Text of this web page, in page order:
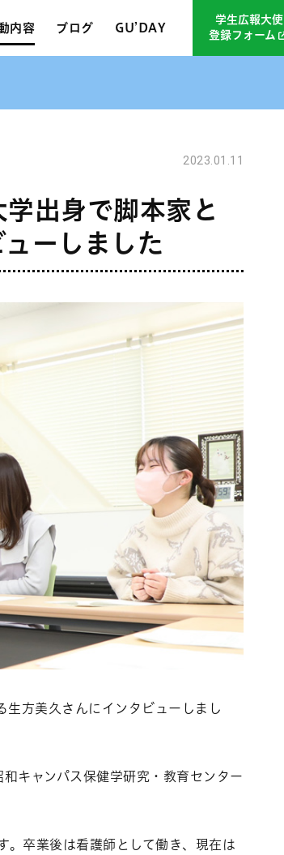
内容 ブログ GU’DAY
学生広報大使
登録フォーム
2023.01.11
出身で脚本家と
ーしました
方美久さんにインタビューしまし
キャンパス保健学研究・教育センター
。卒業後は看護師として働き、現在は